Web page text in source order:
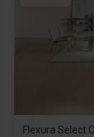
Flexura Select